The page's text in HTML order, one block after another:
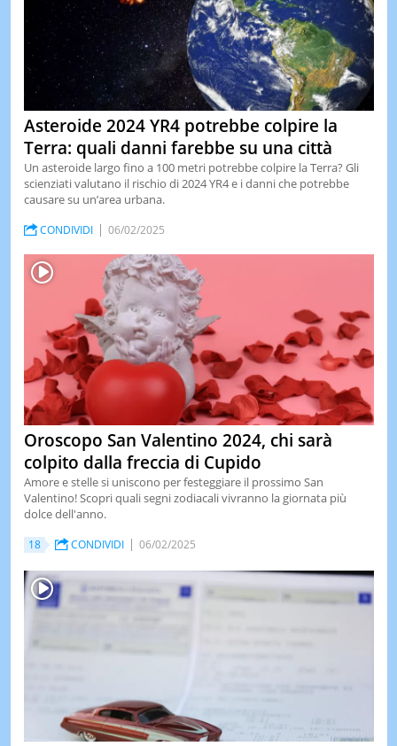
Asteroide 2024 YR4 potrebbe colpire la
Terra: quali danni farebbe su una città
Un asteroide largo fino a 100 metri potrebbe colpire la Terra? Gli
scienziati valutano il rischio di 2024 YR4 e i danni che potrebbe
causare su un’area urbana.
CONDIVIDI 06/02/2025
Oroscopo San Valentino 2024, chi sarà
colpito dalla freccia di Cupido
Amore e stelle si uniscono per festeggiare il prossimo San
Valentino! Scopri quali segni zodiacali vivranno la giornata più
dolce dell'anno.
18 CONDIVIDI 06/02/2025